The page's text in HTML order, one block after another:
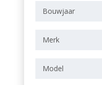
Bouwjaar
Merk
Model